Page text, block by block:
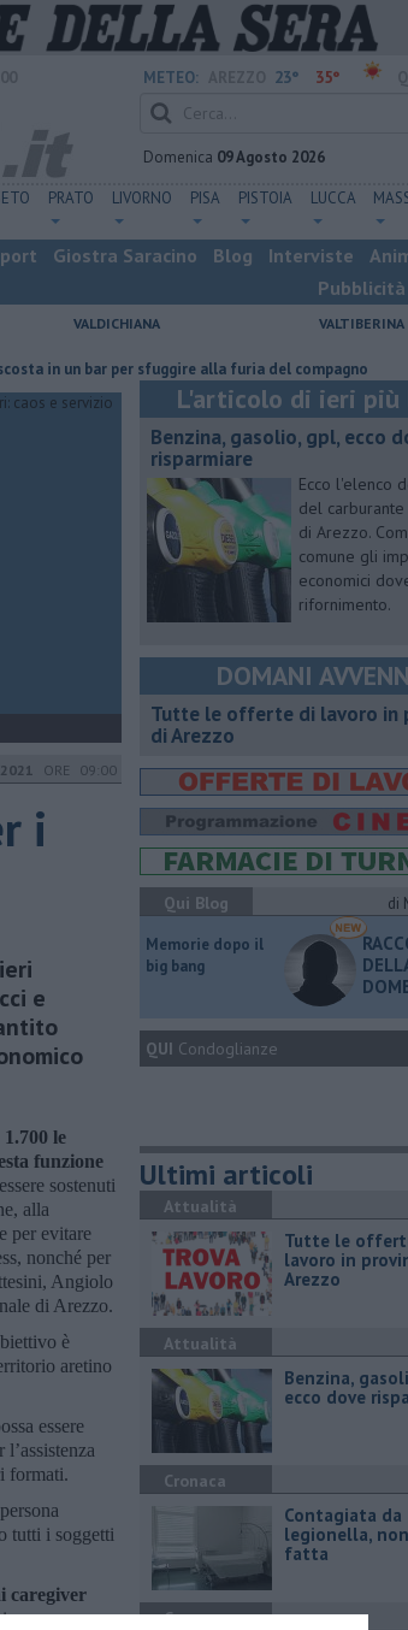
METEO: 23° 35°
Domenica 09 Agosto 2026
PRATO LIVORNO PISA PISTOIA LUCCA
Giostra Saracino Blog Interviste
Pubblicità
VALDICHIANA VALTIBERINA
bar per sfuggire alla furia del compagno ​Tutte le
ORE 09:00
i
e
le
funzione
sostenuti
alla
per evitare
nonché per
Angiolo
di Arezzo.
è
aretino
essere
formati.
tutti i soggetti
caregiver
L'articolo di ieri
​Benzina, gasolio, gpl, ecco
risparmiare
Ecco l'elenco
del
di Arezzo.
comune gli
economici
rifornimento.
DOMANI
​Tutte le offerte di lavoro in
di Arezzo
Qui Blog
di
Memorie dopo il
big bang
QUI Condoglianze
Ultimi articoli
Attualità
​Tutte le
lavoro in
Arezzo
Attualità
​Benzina,
ecco dove
Cronaca
Contagiata da
legionella,
fatta
Cronaca